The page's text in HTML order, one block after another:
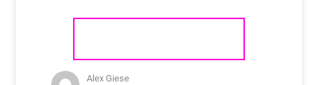
Alex Giese